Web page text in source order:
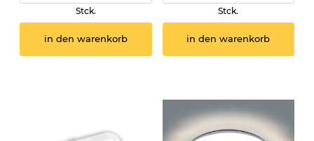
Stck.
in den warenkorb
Stck.
in den warenkorb